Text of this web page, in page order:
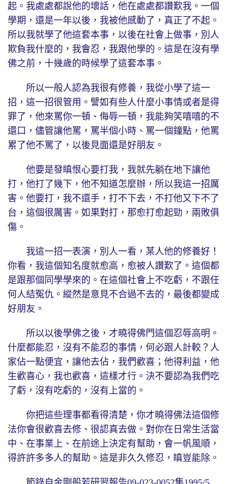
起。我處處都說他的壞話，他在處處都讚歎我。一個
學期，還是一年以後，我被他感動了，真正了不起。
所以我就學了他這套本事，以後在社會上做事，別人
欺負我什麼的，我會忍，我跟他學的。這是在沒有學
佛之前，十幾歲的時候學了這套本事。
所以一般人認為我很有修養，我從小學了這一
招，這一招很管用。譬如有些人什麼小事情或者是得
罪了，他來罵你一頓、侮辱一頓，我能夠笑嘻嘻的不
還口，儘管讓他罵，罵半個小時、罵一個鐘點，他罵
累了他不罵了，以後見面還是好朋友。
他要是發瞋恨心要打我，我就先躺在地下讓他
打，他打了幾下，他不知道怎麼辦，所以我這一招厲
害。他要打，我不還手，打不下去，不打他又下不了
台，這個很厲害。如果對打，那愈打愈起勁，兩敗俱
傷。
我這一招一表演，別人一看，某人他的修養好！
你看，我這個知名度就愈高，愈被人讚歎了。這個都
是跟那個同學學來的。在這個社會上不吃虧，不跟任
何人結冤仇。縱然是意見不合過不去的，最後都變成
好朋友。
所以以後學佛之後，才曉得佛門這個忍辱高明。
什麼都能忍，沒有不能忍的事情，何必跟人計較？人
家佔一點便宜，讓他去佔，我們歡喜；他得利益，他
生歡喜心，我也歡喜，這樣才行。決不要認為我們吃
了虧，沒有吃虧的，沒有上當的。
你把這些理事都看得清楚，你才曉得佛法這個修
法你會很歡喜去修、很認真去做。對你在日常生活當
中、在事業上、在前途上決定有幫助，會一帆風順，
得許許多多人的幫助。這是非久久修忍，瞋豈能除。